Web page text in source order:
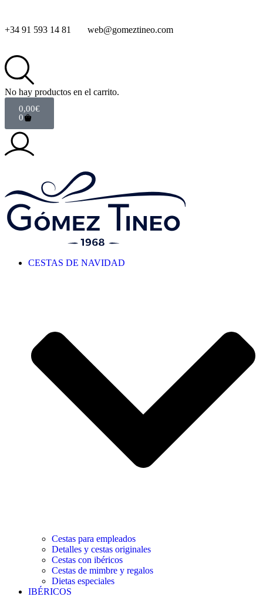
+34 91 593 14 81 web@gomeztineo.com
No hay productos en el carrito.
0,00€
0
CESTAS DE NAVIDAD
Cestas para empleados
Detalles y cestas originales
Cestas con ibéricos
Cestas de mimbre y regalos
Dietas especiales
IBÉRICOS